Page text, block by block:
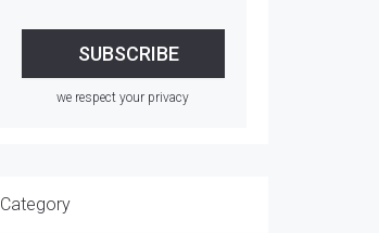
we respect your privacy
Category